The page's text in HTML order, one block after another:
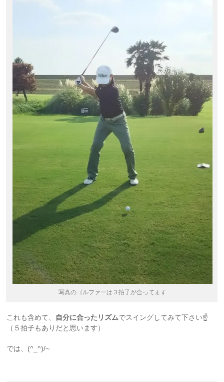
写真のゴルファーは３拍子が合ってます
これも含めて、 自分に合ったリズムでスイングしてみて下さい☝
（ ５拍子もありだと思います）
では、(^_^)/~